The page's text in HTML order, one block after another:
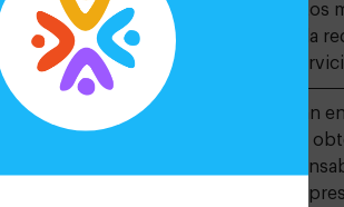
Recaban datos
navega por la
prestar el
Se almacenan
información
por el
finalidad de